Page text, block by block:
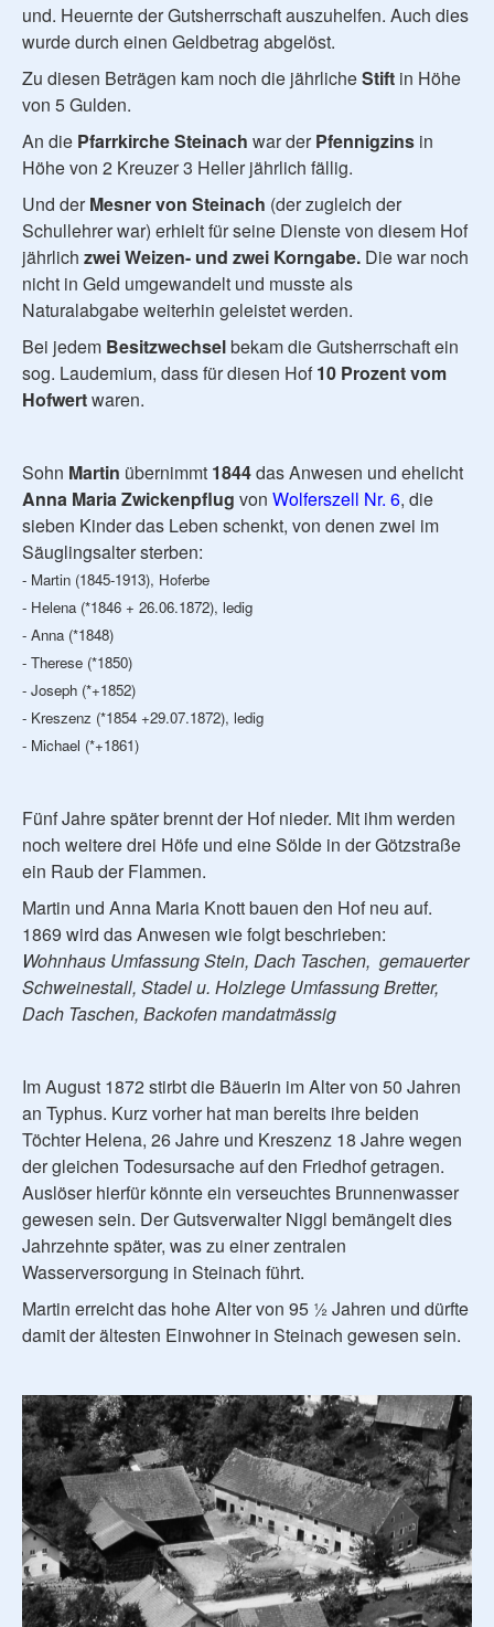
und. Heuernte der Gutsherrschaft auszuhelfen. Auch dies
wurde durch einen Geldbetrag abgelöst.
Zu diesen Beträgen kam noch die jährlicheStift in Höhe
von 5 Gulden.
An die Pfarrkirche Steinach war derPfennigzins in
Höhe von 2 Kreuzer 3 Heller jährlich fällig.
Und derMesner von Steinach (der zugleich der
Schullehrer war) erhielt für seine Dienste von diesem Hof
jährlich zwei Weizen- und zwei Korngabe. Die war noch
nicht in Geld umgewandelt und musste als
Naturalabgabe weiterhin geleistet werden.
Bei jedem Besitzwechselbekam die Gutsherrschaft ein
sog. Laudemium, dass für diesen Hof10 Prozent vom
Hofwertwaren.
Sohn Martin übernimmt 1844das Anwesen und ehelicht
Anna Maria Zwickenpflug von Wolferszell Nr. 6, die
sieben Kinder das Leben schenkt, von denen zwei im
Säuglingsalter sterben:
- Martin (1845-1913), Hoferbe
- Helena (*1846 + 26.06.1872), ledig
- Anna (*1848)
- Therese (*1850)
- Joseph (*+1852)
- Kreszenz (*1854 +29.07.1872), ledig
- Michael (*+1861)
Fünf Jahre später brennt der Hof nieder. Mit ihm werden
noch weitere drei Höfe und eine Sölde in der Götzstraße
ein Raub der Flammen.
Martin und Anna Maria Knott bauen den Hof neu auf.
1869 wird das Anwesen wie folgt beschrieben:
Wohnhaus Umfassung Stein, Dach Taschen, gemauerter
Schweinestall, Stadel u. Holzlege Umfassung Bretter,
Dach Taschen, Backofen mandatmässig
Im August 1872 stirbt die Bäuerin im Alter von 50 Jahren
an Typhus. Kurz vorher hat man bereits ihre beiden
Töchter Helena, 26 Jahre und Kreszenz 18 Jahre wegen
der gleichen Todesursache auf den Friedhof getragen.
Auslöser hierfür könnte ein verseuchtes Brunnenwasser
gewesen sein. Der Gutsverwalter Niggl bemängelt dies
Jahrzehnte später, was zu einer zentralen
Wasserversorgung in Steinach führt.
Martin erreicht das hohe Alter von 95 ½ Jahren und dürfte
damit der ältesten Einwohner in Steinach gewesen sein.